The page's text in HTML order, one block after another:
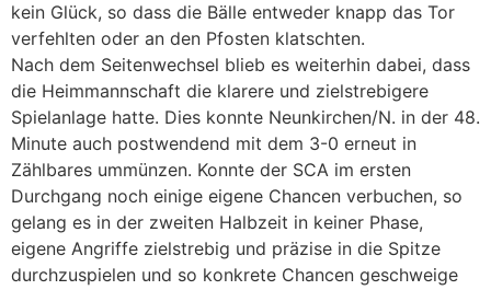
kein Glück, so dass die Bälle entweder knapp das Tor
verfehlten oder an den Pfosten klatschten.
Nach dem Seitenwechsel blieb es weiterhin dabei, dass
die Heimmannschaft die klarere und zielstrebigere
Spielanlage hatte. Dies konnte Neunkirchen/N. in der 48.
Minute auch postwendend mit dem 3-0 erneut in
Zählbares ummünzen. Konnte der SCA im ersten
Durchgang noch einige eigene Chancen verbuchen, so
gelang es in der zweiten Halbzeit in keiner Phase,
eigene Angriffe zielstrebig und präzise in die Spitze
durchzuspielen und so konkrete Chancen geschweige